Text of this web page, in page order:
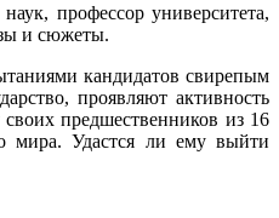
профессор университета,
и сюжеты.
кандидатов свирепым
проявляют активность
предшественников из 16
мира. Удастся ли ему выйти